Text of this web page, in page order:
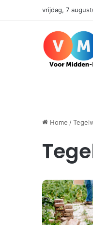
vrijdag, 7
Home /